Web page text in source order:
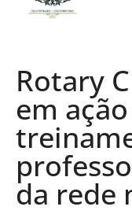
Rotary
em
da rede